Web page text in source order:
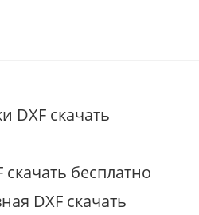
DXF скачать
бесплатно
DXF скачать